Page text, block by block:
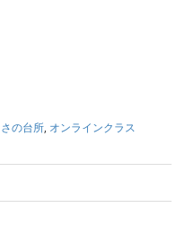
の台所, オンラインクラス